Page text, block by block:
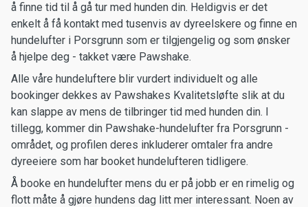
å finne tid til å gå tur med hunden din. Heldigvis er det
enkelt å få kontakt med tusenvis av dyreelskere og finne en
hundelufter i Porsgrunn som er tilgjengelig og som ønsker
å hjelpe deg - takket være Pawshake.
Alle våre hundeluftere blir vurdert individuelt og alle
bookinger dekkes av Pawshakes Kvalitetsløfte slik at du
kan slappe av mens de tilbringer tid med hunden din. I
tillegg, kommer din Pawshake-hundelufter fra Porsgrunn -
området, og profilen deres inkluderer omtaler fra andre
dyreeiere som har booket hundelufteren tidligere.
Å booke en hundelufter mens du er på jobb er en rimelig og
flott måte å gjøre hundens dag litt mer interessant. Noen av